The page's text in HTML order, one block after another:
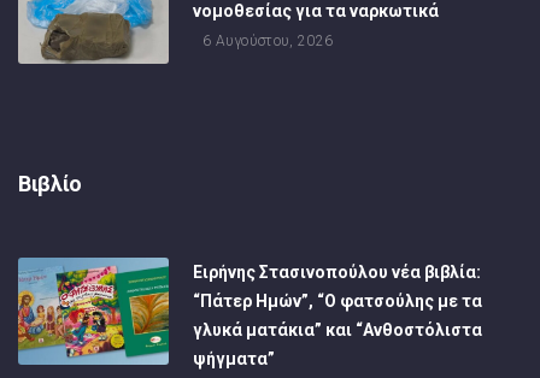
νομοθεσίας για τα ναρκωτικά
6 Αυγούστου, 2026
Βιβλίο
Ειρήνης Στασινοπούλου νέα βιβλία:
“Πάτερ Ημών”, “Ο φατσούλης με τα
γλυκά ματάκια” και “Ανθοστόλιστα
ψήγματα”